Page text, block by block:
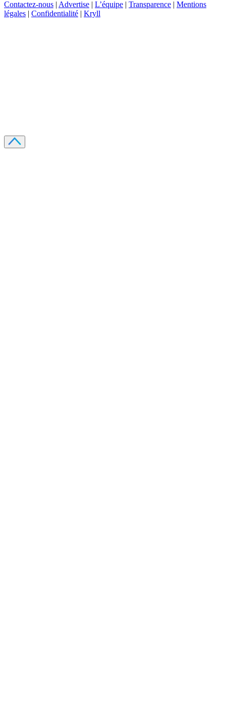
Contactez-nous | Advertise | L’équipe | Transparence | Mentions
légales | Confidentialité | Kryll